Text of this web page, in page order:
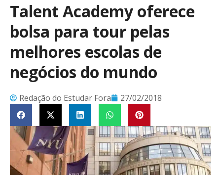
Talent Academy oferece
bolsa para tour pelas
melhores escolas de
negócios do mundo
Redação do Estudar Fora 27/02/2018